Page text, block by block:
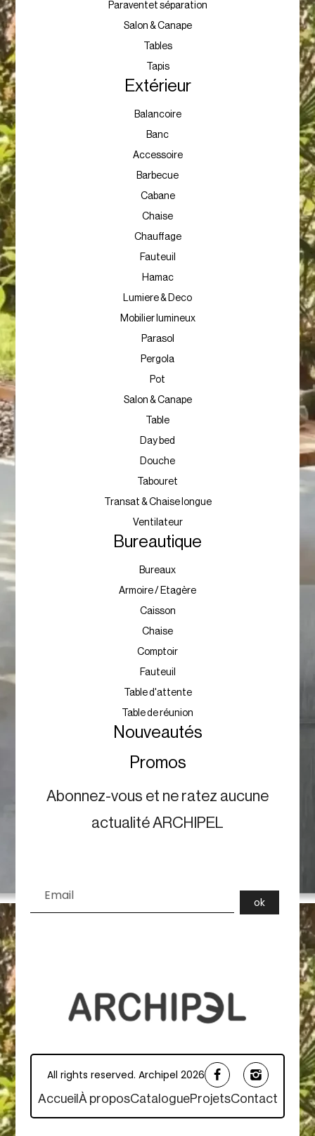
Paraventet séparation
Salon & Canape
Tables
Tapis
Extérieur
Balancoire
Banc
Accessoire
Barbecue
Cabane
Chaise
Chauffage
Fauteuil
Hamac
Lumiere & Deco
Mobilier lumineux
Parasol
Pergola
Pot
Salon & Canape
Table
Day bed
Douche
Tabouret
Transat & Chaise longue
Ventilateur
Bureautique
Bureaux
Armoire / Etagère
Caisson
Chaise
Comptoir
Fauteuil
Table d'attente
Table de réunion
Nouveautés
Promos
Abonnez-vous et ne ratez aucune
actualité ARCHIPEL
All rights reserved. Archipel 2026
Accueil À proposCatalogueProjetsContact